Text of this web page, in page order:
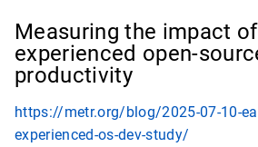
Measuring the impact
experienced open-
productivity
https://metr.org/blog/2025-07-10-
experienced-os-dev-study/